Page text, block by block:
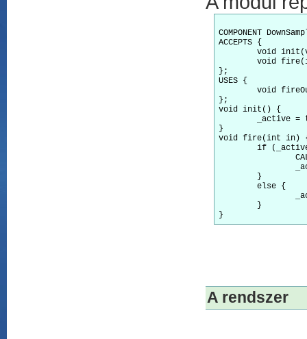
COMPONENT
ACCEPTS {
};
USES {
};
void init() {
}
void fire(int in)
A rendszer